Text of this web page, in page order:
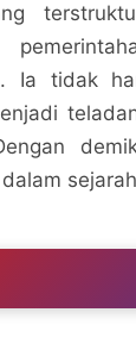
Ia tidak